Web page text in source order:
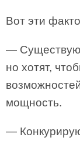
Вот эти
—
но хотят,
мощность.
—